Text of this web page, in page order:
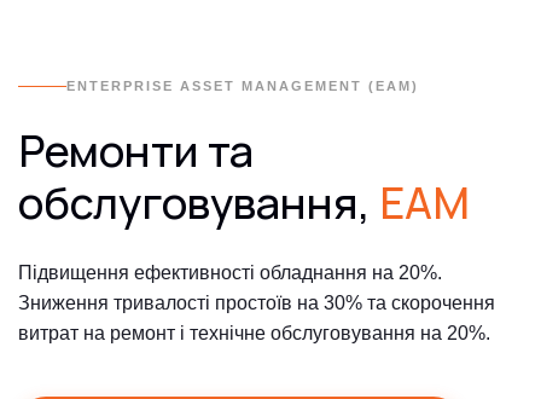
ENTERPRISE ASSET MANAGEMENT (EAM)
Ремонти та
обслуговування, EAM
Підвищення ефективності обладнання на 20%.
Зниження тривалості простоїв на 30% та скорочення
витрат на ремонт і технічне обслуговування на 20%.